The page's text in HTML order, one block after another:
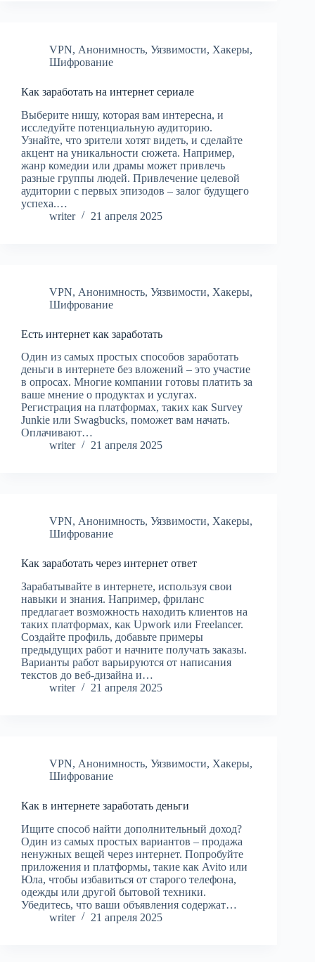
VPN, Анонимность, Уязвимости, Хакеры,
Шифрование
Как заработать на интернет сериале
Выберите нишу, которая вам интересна, и
исследуйте потенциальную аудиторию.
Узнайте, что зрители хотят видеть, и сделайте
акцент на уникальности сюжета. Например,
жанр комедии или драмы может привлечь
разные группы людей. Привлечение целевой
аудитории с первых эпизодов – залог будущего
успеха.…
writer
21 апреля 2025
VPN, Анонимность, Уязвимости, Хакеры,
Шифрование
Есть интернет как заработать
Один из самых простых способов заработать
деньги в интернете без вложений – это участие
в опросах. Многие компании готовы платить за
ваше мнение о продуктах и услугах.
Регистрация на платформах, таких как Survey
Junkie или Swagbucks, поможет вам начать.
Оплачивают…
writer
21 апреля 2025
VPN, Анонимность, Уязвимости, Хакеры,
Шифрование
Как заработать через интернет ответ
Зарабатывайте в интернете, используя свои
навыки и знания. Например, фриланс
предлагает возможность находить клиентов на
таких платформах, как Upwork или Freelancer.
Создайте профиль, добавьте примеры
предыдущих работ и начните получать заказы.
Варианты работ варьируются от написания
текстов до веб-дизайна и…
writer
21 апреля 2025
VPN, Анонимность, Уязвимости, Хакеры,
Шифрование
Как в интернете заработать деньги
Ищите способ найти дополнительный доход?
Один из самых простых вариантов – продажа
ненужных вещей через интернет. Попробуйте
приложения и платформы, такие как Avito или
Юла, чтобы избавиться от старого телефона,
одежды или другой бытовой техники.
Убедитесь, что ваши объявления содержат…
writer
21 апреля 2025